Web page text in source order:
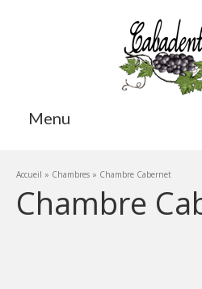
Menu
Accueil » Chambres » Chambre Cabernet
Chambre